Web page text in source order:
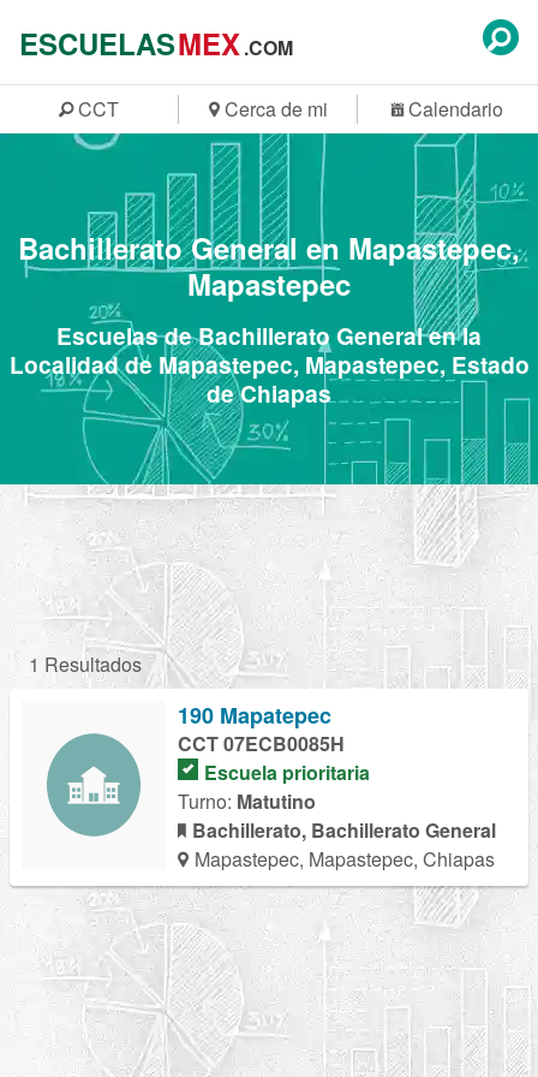
ESCUELASMEX.COM
CCT Cerca de mi Calendario
Bachillerato General en Mapastepec,
Mapastepec
Escuelas de Bachillerato General en la
Localidad de Mapastepec, Mapastepec, Estado
de Chiapas
1 Resultados
190 Mapatepec
CCT 07ECB0085H
Escuela prioritaria
Turno: Matutino
Bachillerato, Bachillerato General
Mapastepec, Mapastepec, Chiapas